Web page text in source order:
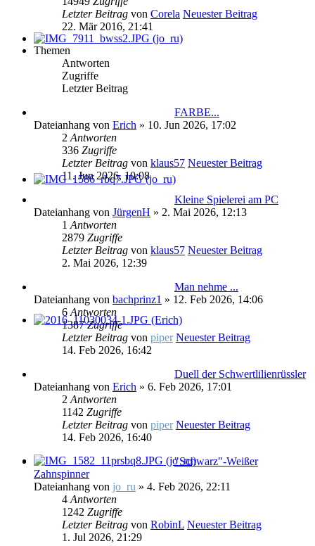
Letzter Beitrag von Corela Neuester Beitrag
22. Mär 2016, 21:41
Themen
Antworten
Zugriffe
Letzter Beitrag
FARBE...
Dateianhang von Erich » 10. Jun 2026, 17:02
2 Antworten
336 Zugriffe
Letzter Beitrag von klaus57 Neuester Beitrag
11. Jun 2026, 10:08
Kleine Spielerei am PC
Dateianhang von JürgenH » 2. Mai 2026, 12:13
1 Antworten
2879 Zugriffe
Letzter Beitrag von klaus57 Neuester Beitrag
2. Mai 2026, 12:39
Man nehme ...
Dateianhang von bachprinz1 » 12. Feb 2026, 14:06
6 Antworten
1387Zugriffe
Letzter Beitrag von piper Neuester Beitrag
14. Feb 2026, 16:42
Duell der Schwertlilienrüssler
Dateianhang von Erich » 6. Feb 2026, 17:01
2 Antworten
1142 Zugriffe
Letzter Beitrag von piper Neuester Beitrag
14. Feb 2026, 16:40
"Schwarz"-Weißer
Zahnspinner
Dateianhang von jo_ru » 4. Feb 2026, 22:11
4 Antworten
1242 Zugriffe
Letzter Beitrag von RobinL Neuester Beitrag
1. Jul 2026, 21:29